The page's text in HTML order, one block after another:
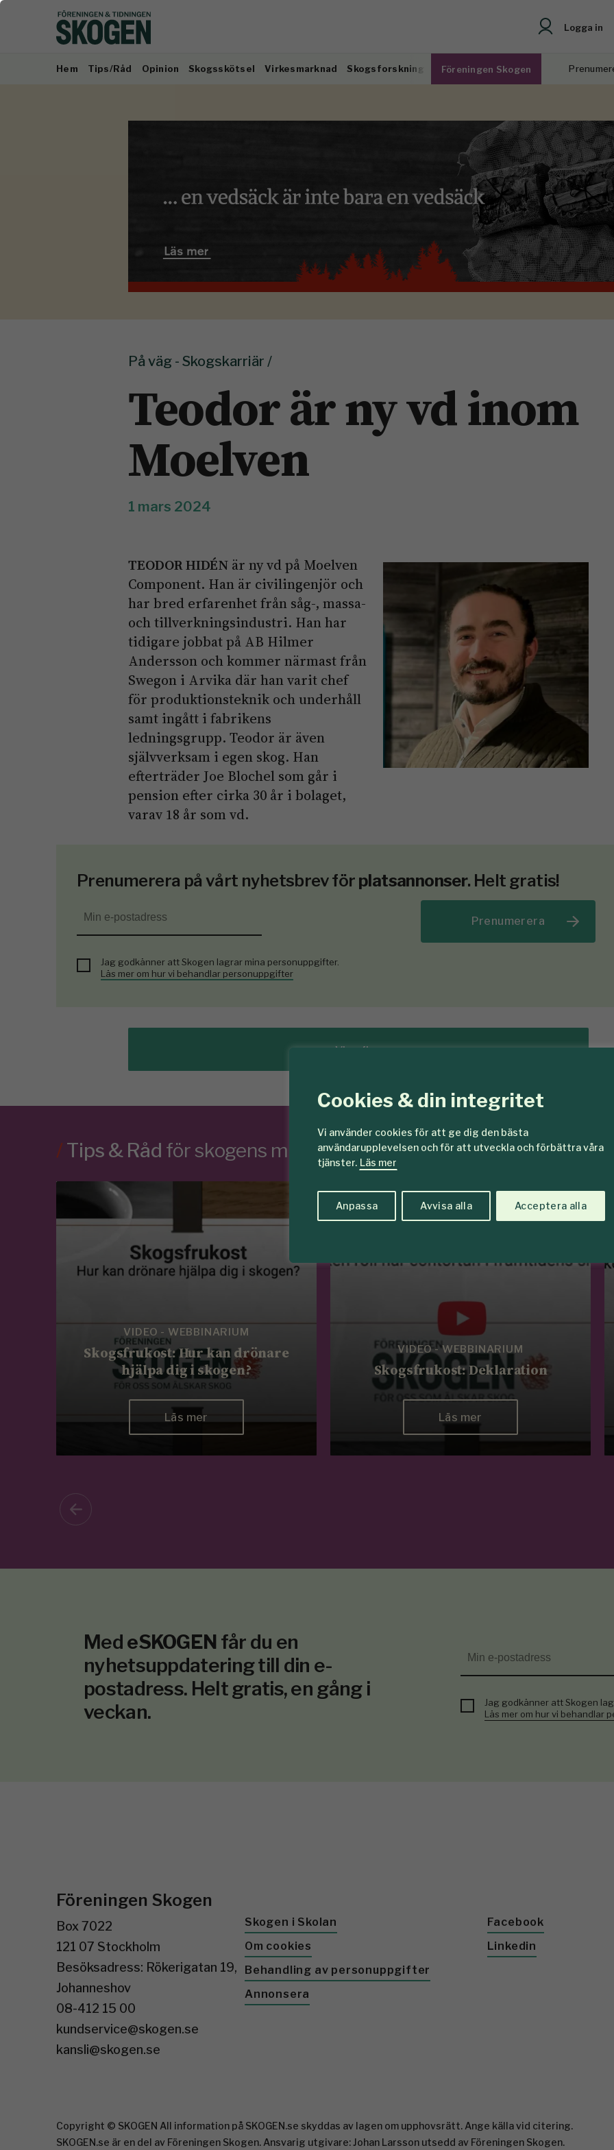
Cookies & din integritet
Vi använder cookies för att ge dig den bästa
användarupplevelsen och för att utveckla och förbättra våra
tjänster. Läs mer
Anpassa Avvisa alla Acceptera alla
Logga in
Hem Tips/Råd Opinion Skogsskötsel Virkesmarknad Skogsforskning Föreningen Skogen
På väg - Skogskarriär /
Teodor är ny vd inom
Moelven
1 mars 2024
TEODOR HIDÉN är ny vd på Moelven
Component. Han är civilingenjör och
har bred erfarenhet från såg-, massa-
och tillverkningsindustri. Han har
tidigare jobbat på AB Hilmer
Andersson och kommer närmast från
Swegon i Arvika där han varit chef
för produktionsteknik och underhåll
samt ingått i fabrikens
ledningsgrupp. Teodor är även
självverksam i egen skog. Han
efterträder Joe Blochel som går i
pension efter cirka 30 år i bolaget,
varav 18 år som vd.
Prenumerera på vårt nyhetsbrev för platsannonser. Helt gratis!
Prenumerera
Jag godkänner att Skogen lagrar mina personuppgifter.
Läs mer om hur vi behandlar personuppgifter
Visa fler
/ Tips & Råd för skogens medlemmar
VIDEO - WEBBINARIUM
Skogsfrukost: Hur kan drönare
hjälpa dig i skogen?
Läs mer
VIDEO - WEBBINARIUM
Skogsfrukost: Deklaration
Läs mer
Med eSKOGEN får du en
nyhetsuppdatering till din e-
postadress. Helt gratis, en gång i
veckan.
Jag godkänner att Skogen
Läs mer om hur vi behandlar
Föreningen Skogen
Box 7022
121 07 Stockholm
Besöksadress: Rökerigatan 19,
Johanneshov
08-412 15 00
kundservice@skogen.se
kansli@skogen.se
Skogen i Skolan
Om cookies
Behandling av personuppgifter
Annonsera
Facebook
Linkedin
Copyright © SKOGEN All information på SKOGEN.se skyddas av lagen om upphovsrätt. Ange källa vid citering.
SKOGEN.se är en del av Föreningen Skogen. Ansvarig utgivare: Johan Larsson utsedd av Föreningen Skogen.